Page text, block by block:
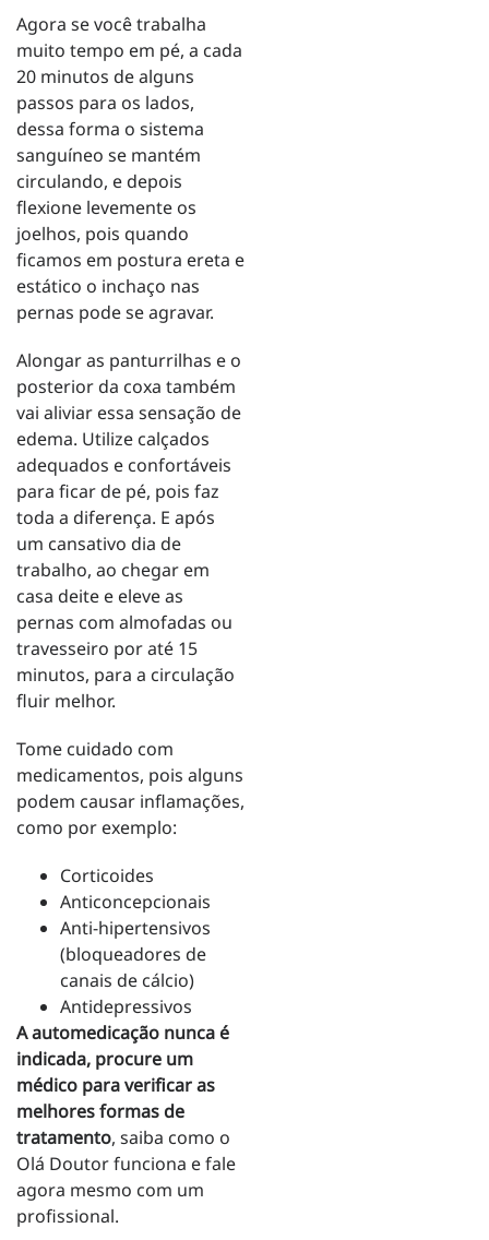
Agora se você trabalha
muito tempo em pé, a cada
20 minutos de alguns
passos para os lados,
dessa forma o sistema
sanguíneo se mantém
circulando, e depois
flexione levemente os
joelhos, pois quando
ficamos em postura ereta e
estático o inchaço nas
pernas pode se agravar.
Alongar as panturrilhas e o
posterior da coxa também
vai aliviar essa sensação de
edema. Utilize calçados
adequados e confortáveis
para ficar de pé, pois faz
toda a diferença. E após
um cansativo dia de
trabalho, ao chegar em
casa deite e eleve as
pernas com almofadas ou
travesseiro por até 15
minutos, para a circulação
fluir melhor.
Tome cuidado com
medicamentos, pois alguns
podem causar inflamações,
como por exemplo:
Corticoides
Anticoncepcionais
Anti-hipertensivos
(bloqueadores de
canais de cálcio)
Antidepressivos
A automedicação nunca é
indicada, procure um
médico para verificar as
melhores formas de
tratamento, saiba como o
Olá Doutor funciona e fale
agora mesmo com um
profissional.